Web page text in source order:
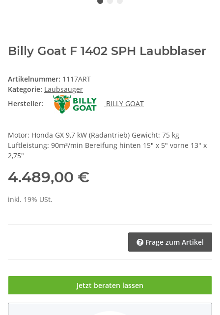
Billy Goat F 1402 SPH Laubblaser
Artikelnummer: 1117ART
Kategorie: Laubsauger
Hersteller:
BILLY GOAT
Motor: Honda GX 9,7 kW (Radantrieb) Gewicht: 75 kg
Luftleistung: 90m³/min Bereifung hinten 15" x 5" vorne 13" x
2,75"
4.489,00 €
inkl. 19% USt.
Frage zum Artikel
Jetzt beraten lassen